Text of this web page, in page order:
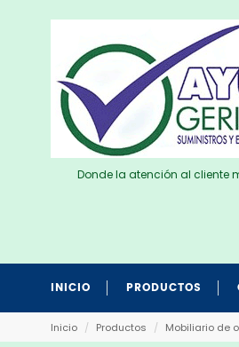
Donde la atención al cliente
INICIO PRODUCTOS
Inicio / Productos / Mobiliario de